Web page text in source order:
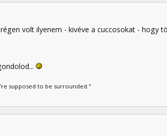
volt ilyenem - kivéve a cuccosokat - hogy
supposed to be surrounded."